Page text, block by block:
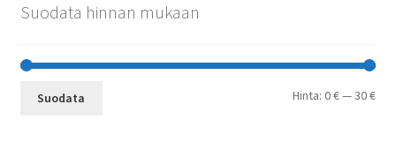
Suodata hinnan mukaan
Suodata Hinta:0 €—30 €